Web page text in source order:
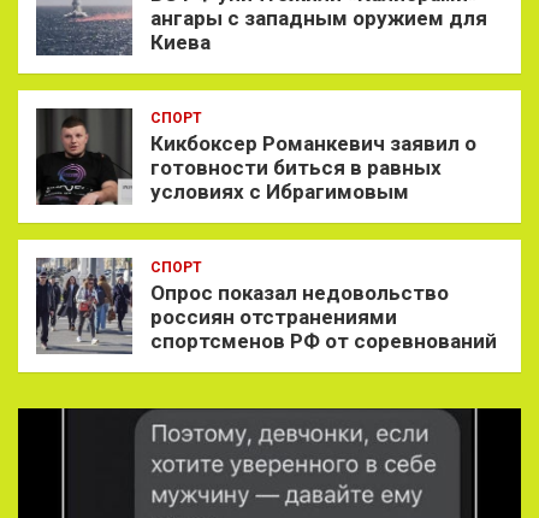
ангары с западным оружием для
Киева
СПОРТ
Кикбоксер Романкевич заявил о
готовности биться в равных
условиях с Ибрагимовым
СПОРТ
Опрос показал недовольство
россиян отстранениями
спортсменов РФ от соревнований